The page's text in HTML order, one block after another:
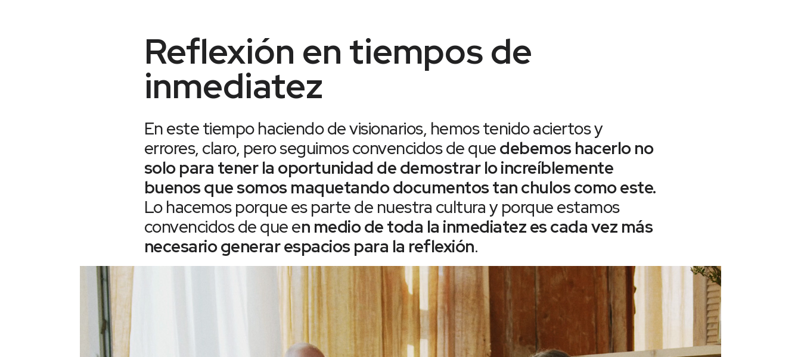
Reflexión en tiempos de
inmediatez
En este tiempo haciendo de visionarios, hemos tenido aciertos y
errores, claro, pero seguimos convencidos de quedebemos hacerlo no
solo para tener la oportunidad de demostrar lo increíblemente
buenos que somos maquetando documentos tan chulos como este.
Lo hacemos porque es parte de nuestra cultura y porque estamos
convencidos de que en medio de toda la inmediatez es cada vez más
necesario generar espacios para la reflexión.